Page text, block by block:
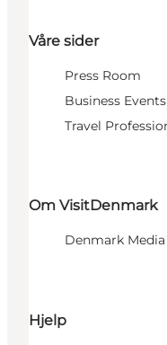
Våre sider
Press Room
Business Events
Travel
Om VisitDenmark
Denmark
Hjelp